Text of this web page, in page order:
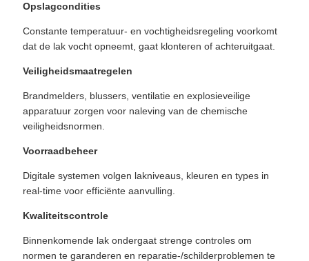
Opslagcondities
Constante temperatuur- en vochtigheidsregeling voorkomt
dat de lak vocht opneemt, gaat klonteren of achteruitgaat.
Veiligheidsmaatregelen
Brandmelders, blussers, ventilatie en explosieveilige
apparatuur zorgen voor naleving van de chemische
veiligheidsnormen.
Voorraadbeheer
Digitale systemen volgen lakniveaus, kleuren en types in
real-time voor efficiënte aanvulling.
Kwaliteitscontrole
Binnenkomende lak ondergaat strenge controles om
normen te garanderen en reparatie-/schilderproblemen te